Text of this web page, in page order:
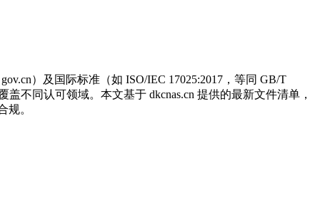
）及国际标准（如 ISO/IEC 17025:2017，等同 GB/T
不同认可领域。本文基于 dkcnas.cn 提供的最新文件清单，
规。